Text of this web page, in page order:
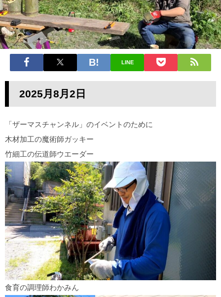
LINE
2025月8月2日
「ザーマスチャンネル」のイベントのために
木材加工の魔術師ガッキー
竹細工の伝道師ウエーダー
食育の調理師わかみん